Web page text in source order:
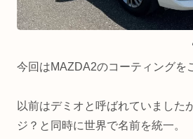
今回はMAZDA2のコーティングを
以前はデミオと呼ばれていました
ジ？と同時に世界で名前を統一。